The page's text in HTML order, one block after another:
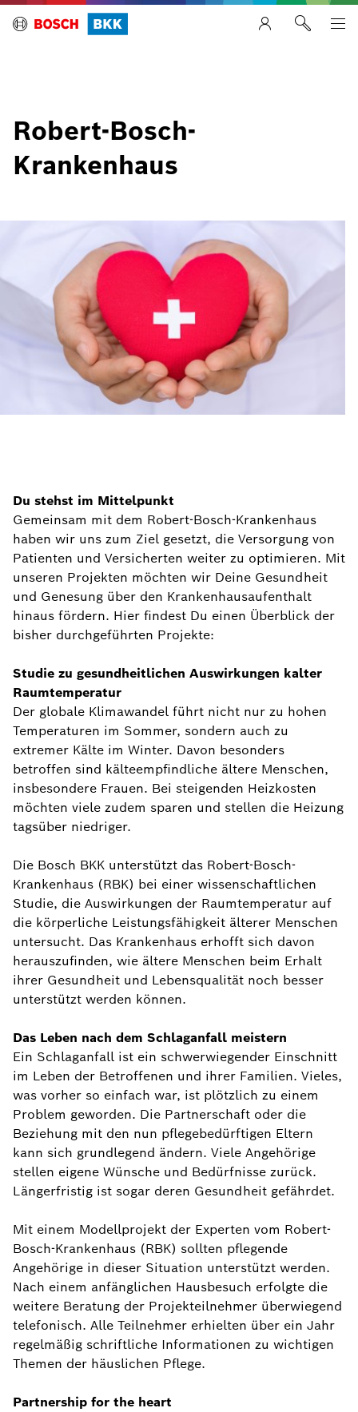
Robert-Bosch-
Krankenhaus
Du stehst im Mittelpunkt
Gemeinsam mit dem Robert-Bosch-Krankenhaus
haben wir uns zum Ziel gesetzt, die Versorgung von
Patienten und Versicherten weiter zu optimieren. Mit
unseren Projekten möchten wir Deine Gesundheit
und Genesung über den Krankenhausaufenthalt
hinaus fördern. Hier findest Du einen Überblick der
bisher durchgeführten Projekte:
Studie zu gesundheitlichen Auswirkungen kalter
Raumtemperatur
Der globale Klimawandel führt nicht nur zu hohen
Temperaturen im Sommer, sondern auch zu
extremer Kälte im Winter. Davon besonders
betroffen sind kälteempfindliche ältere Menschen,
insbesondere Frauen. Bei steigenden Heizkosten
möchten viele zudem sparen und stellen die Heizung
tagsüber niedriger.
Die Bosch BKK unterstützt das Robert-Bosch-
Krankenhaus (RBK) bei einer wissenschaftlichen
Studie, die Auswirkungen der Raumtemperatur auf
die körperliche Leistungsfähigkeit älterer Menschen
untersucht. Das Krankenhaus erhofft sich davon
herauszufinden, wie ältere Menschen beim Erhalt
ihrer Gesundheit und Lebensqualität noch besser
unterstützt werden können.
Das Leben nach dem Schlaganfall meistern
Ein Schlaganfall ist ein schwerwiegender Einschnitt
im Leben der Betroffenen und ihrer Familien. Vieles,
was vorher so einfach war, ist plötzlich zu einem
Problem geworden. Die Partnerschaft oder die
Beziehung mit den nun pflegebedürftigen Eltern
kann sich grundlegend ändern. Viele Angehörige
stellen eigene Wünsche und Bedürfnisse zurück.
Längerfristig ist sogar deren Gesundheit gefährdet.
Mit einem Modellprojekt der Experten vom Robert-
Bosch-Krankenhaus (RBK) sollten pflegende
Angehörige in dieser Situation unterstützt werden.
Nach einem anfänglichen Hausbesuch erfolgte die
weitere Beratung der Projekteilnehmer überwiegend
telefonisch. Alle Teilnehmer erhielten über ein Jahr
regelmäßig schriftliche Informationen zu wichtigen
Themen der häuslichen Pflege.
Partnership for the heart